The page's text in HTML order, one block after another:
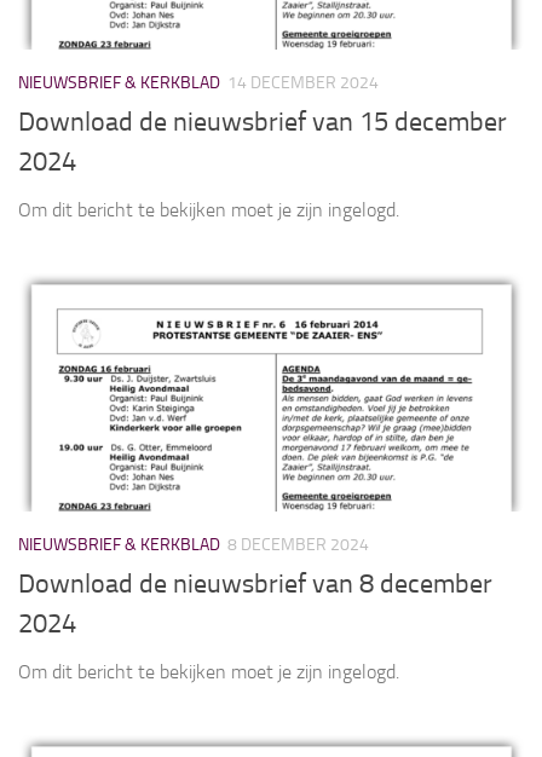
NIEUWSBRIEF & KERKBLAD 14 DECEMBER 2024
Download de nieuwsbrief van 15 december
2024
Om dit bericht te bekijken moet je zijn ingelogd.
NIEUWSBRIEF & KERKBLAD 8 DECEMBER 2024
Download de nieuwsbrief van 8 december
2024
Om dit bericht te bekijken moet je zijn ingelogd.